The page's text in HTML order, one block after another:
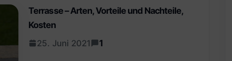
Terrasse – Arten, Vorteile und Nachteile,
Kosten
25. Juni 2021 1